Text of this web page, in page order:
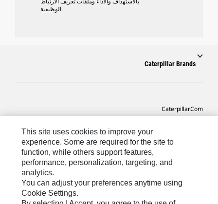
الوظيفية.
Caterpillar Brands
Caterpillar.com
تفضيلات التسويق الخاصة بي
This site uses cookies to improve your
experience. Some are required for the site to
function, while others support features,
performance, personalization, targeting, and
analytics.
You can adjust your preferences anytime using
Cookie Settings.